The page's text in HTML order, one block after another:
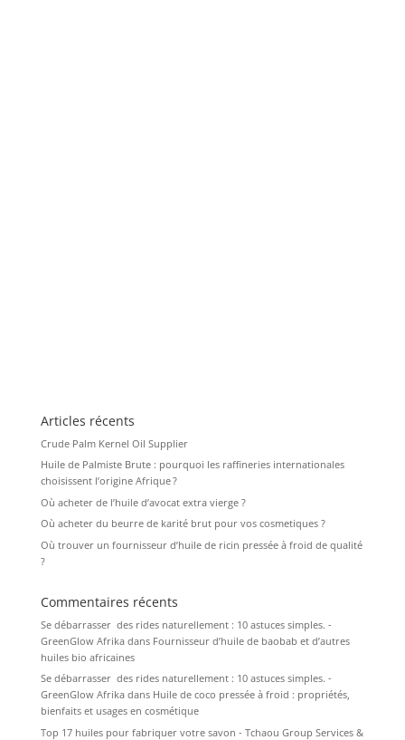
Articles récents
Crude Palm Kernel Oil Supplier
Huile de Palmiste Brute : pourquoi les raffineries internationales
choisissent l’origine Afrique ?
Où acheter de l’huile d’avocat extra vierge ?
Où acheter du beurre de karité brut pour vos cosmetiques ?
Où trouver un fournisseur d’huile de ricin pressée à froid de qualité
?
Commentaires récents
Se débarrasser des rides naturellement : 10 astuces simples. -
GreenGlow Afrikadans Fournisseur d’huile de baobab et d’autres
huiles bio africaines
Se débarrasser des rides naturellement : 10 astuces simples. -
GreenGlow Afrikadans Huile de coco pressée à froid : propriétés,
bienfaits et usages en cosmétique
Top 17 huiles pour fabriquer votre savon - Tchaou Group Services &